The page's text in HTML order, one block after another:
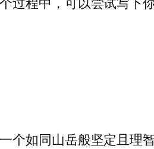
个如同山岳般坚定且理